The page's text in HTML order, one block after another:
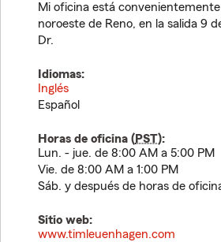
Mi oficina está convenientemente
noroeste de Reno, en la salida 9
Dr.
Idiomas:
Inglés
Español
Horas de oficina (PST):
Lun. - jue. de 8:00 AM a 5:00 PM
Vie. de 8:00 AM a 1:00 PM
Sáb. y después de horas de
Sitio web:
www.timleuenhagen.com